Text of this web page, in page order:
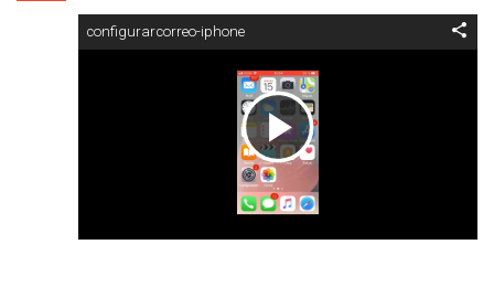
configurarcorreo-iphone
Reproducir
Vídeo